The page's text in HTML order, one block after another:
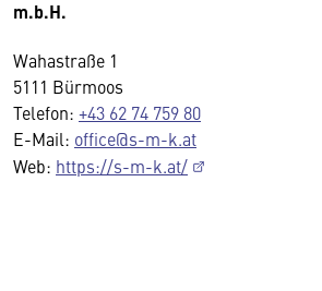
m.b.H.
Wahastraße 1
5111 Bürmoos
Telefon: +43 62 74 759 80
E-Mail: office@s-m-k.at
Web: https://s-m-k.at/